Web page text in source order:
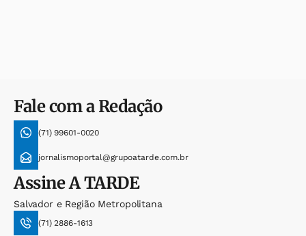
Fale com a Redação
(71) 99601-0020
jornalismoportal@grupoatarde.com.br
AssineA TARDE
Salvador e Região Metropolitana
(71) 2886-1613